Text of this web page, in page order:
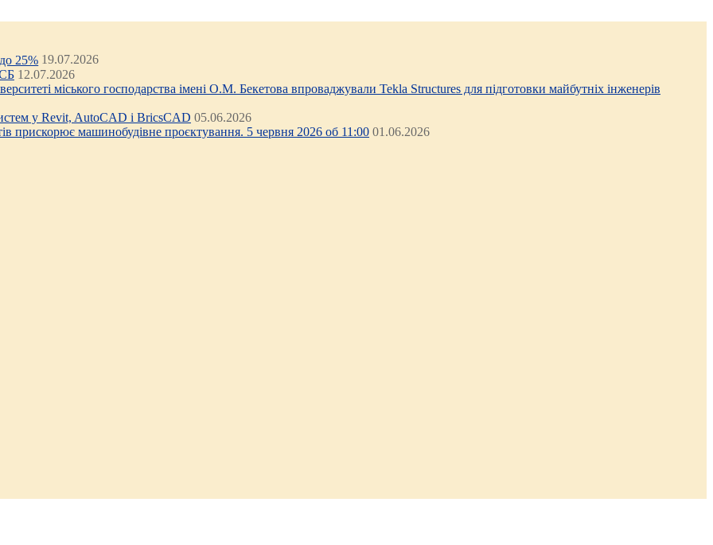
25% 19.07.2026
12.07.2026
міського господарства імені О.М. Бекетова впроваджували Tekla Structures для підготовки майбутніх інженерів
у Revit, AutoCAD і BricsCAD 05.06.2026
прискорює машинобудівне проєктування. 5 червня 2026 об 11:00 01.06.2026